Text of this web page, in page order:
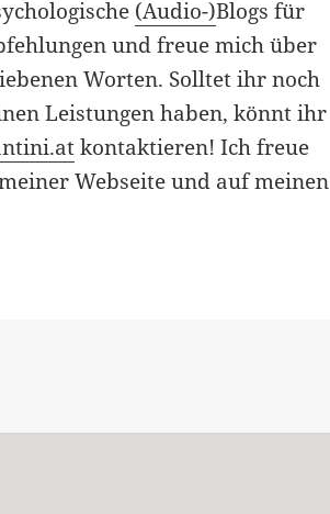
(Audio-)Blogs für
und freue mich über
Worten. Solltet ihr noch
Leistungen haben, könnt ihr
kontaktieren! Ich freue
Webseite und auf meinen